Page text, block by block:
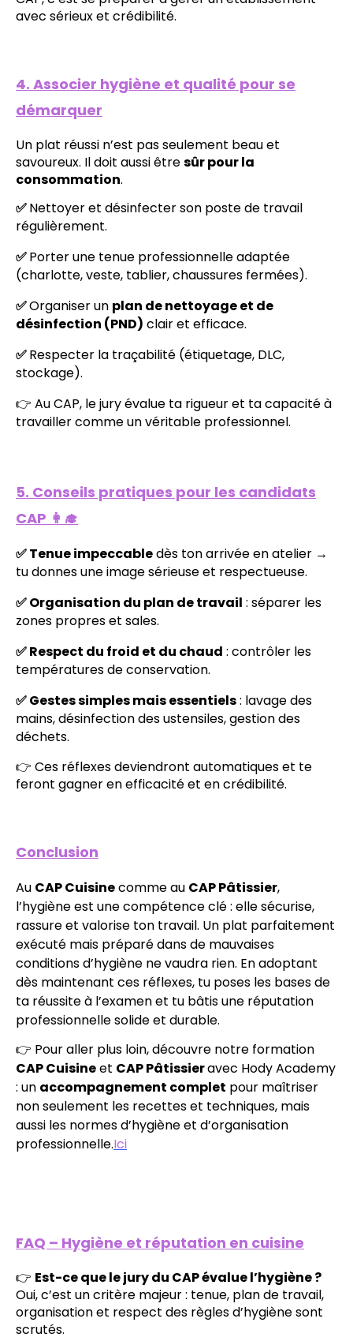
avec sérieux et crédibilité.
4. Associer hygiène et qualité pour se
démarquer
Un plat réussi n’est pas seulement beau et
savoureux. Il doit aussi êtresûr pour la
consommation.
✅Nettoyer et désinfecter son poste de travail
régulièrement.
✅Porter une tenue professionnelle adaptée
(charlotte, veste, tablier, chaussures fermées).
✅Organiser un plan de nettoyage et de
désinfection (PND) clair et efficace.
✅Respecter la traçabilité (étiquetage, DLC,
stockage).
👉 Au CAP, le jury évalue ta rigueur et ta capacité à
travailler comme un véritable professionnel.
5. Conseils pratiques pour les candidats
CAP 👩‍🎓
✅ Tenue impeccabledès ton arrivée en atelier →
tu donnes une image sérieuse et respectueuse.
✅ Organisation du plan de travail : séparer les
zones propres et sales.
✅ Respect du froid et du chaud : contrôler les
températures de conservation.
✅ Gestes simples mais essentiels: lavage des
mains, désinfection des ustensiles, gestion des
déchets.
👉 Ces réflexes deviendront automatiques et te
feront gagner en efficacité et en crédibilité.
Conclusion
Au CAP Cuisinecomme au CAP Pâtissier,
l’hygiène est une compétence clé : elle sécurise,
rassure et valorise ton travail. Un plat parfaitement
exécuté mais préparé dans de mauvaises
conditions d’hygiène ne vaudra rien. En adoptant
dès maintenant ces réflexes, tu poses les bases de
ta réussite à l’examen et tu bâtis une réputation
professionnelle solide et durable.
👉 Pour aller plus loin, découvre notre formation
CAP Cuisineet CAP Pâtissieravec Hody Academy
: un accompagnement complet pour maîtriser
non seulement les recettes et techniques, mais
aussi les normes d’hygiène et d’organisation
professionnelle.Ici
FAQ – Hygiène et réputation en cuisine
👉 Est-ce que le jury du CAP évalue l’hygiène ?
Oui, c’est un critère majeur : tenue, plan de travail,
organisation et respect des règles d’hygiène sont
scrutés.